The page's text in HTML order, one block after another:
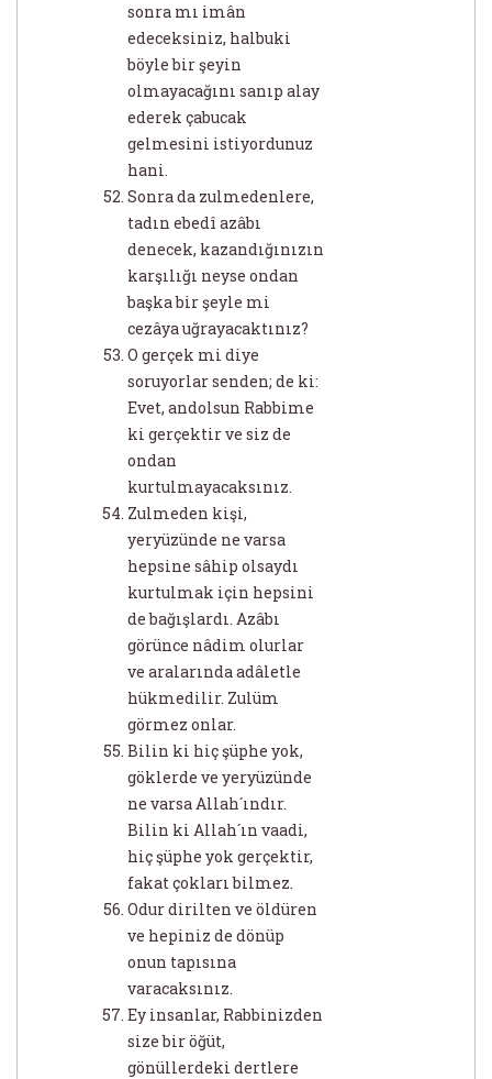
sonra mı imân
edeceksiniz, halbuki
böyle bir şeyin
olmayacağını sanıp alay
ederek çabucak
gelmesini istiyordunuz
hani.
Sonra da zulmedenlere,
tadın ebedî azâbı
denecek, kazandığınızın
karşılığı neyse ondan
başka bir şeyle mi
cezâya uğrayacaktınız?
O gerçek mi diye
soruyorlar senden; de ki:
Evet, andolsun Rabbime
ki gerçektir ve siz de
ondan
kurtulmayacaksınız.
Zulmeden kişi,
yeryüzünde ne varsa
hepsine sâhip olsaydı
kurtulmak için hepsini
de bağışlardı. Azâbı
görünce nâdim olurlar
ve aralarında adâletle
hükmedilir. Zulüm
görmez onlar.
Bilin ki hiç şüphe yok,
göklerde ve yeryüzünde
ne varsa Allah´ındır.
Bilin ki Allah´ın vaadi,
hiç şüphe yok gerçektir,
fakat çokları bilmez.
Odur dirilten ve öldüren
ve hepiniz de dönüp
onun tapısına
varacaksınız.
Ey insanlar, Rabbinizden
size bir öğüt,
gönüllerdeki dertlere